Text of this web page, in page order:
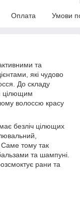
Оплата Умови
та
які чудово
До складу
цілющим
волоссю красу
безліч цілющих
Саме тому так
та шампуні.
рани та